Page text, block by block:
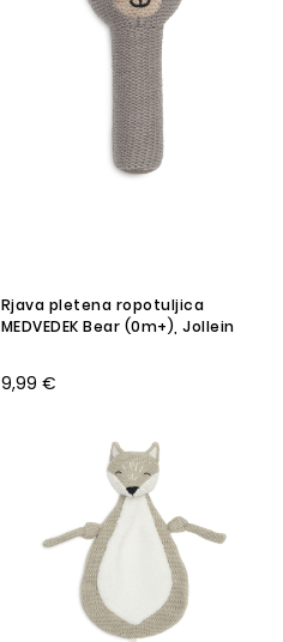
Rjava pletena ropotuljica
MEDVEDEK Bear (0m+), Jollein
9,99 €